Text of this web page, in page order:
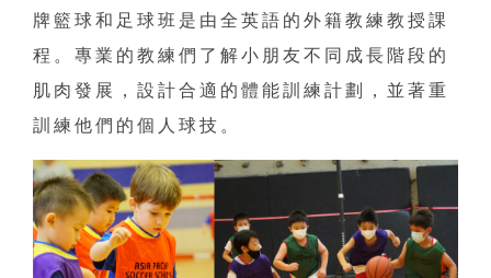
牌籃球和足球班是由全英語的外籍教練教授課
程。專業的教練們了解小朋友不同成長階段的
肌肉發展，設計合適的體能訓練計劃，並著重
訓練他們的個人球技。